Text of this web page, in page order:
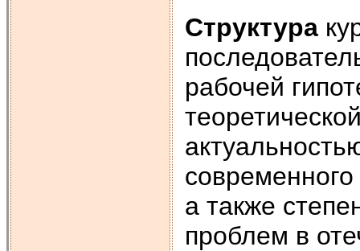
Структура
рабочей
а также
проблем в